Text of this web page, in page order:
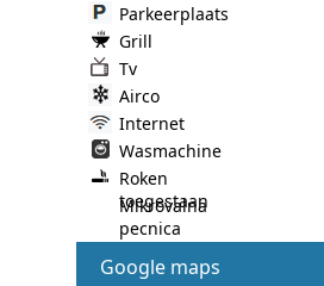
Parkeerplaats
Grill
Tv
Airco
Internet
Wasmachine
Roken
toegestaan
Mikrovalna
pecnica
Google maps